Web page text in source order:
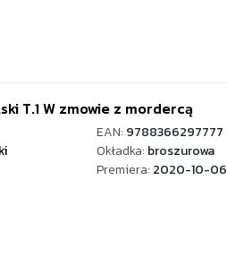
T.1 W zmowie z mordercą
EAN: 9788366297777
Okładka: broszurowa
Premiera: 2020-10-06